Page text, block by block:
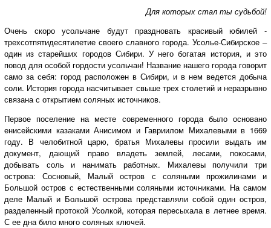
Для которых стал ты судьбой!
Очень скоро усольчане будут праздновать красивый юбилей -
трехсотпятидесятилетие своего славного города. Усолье-Сибирское –
один из старейших городов Сибири. У него богатая история, и это
повод для особой гордости усольчан! Название нашего города говорит
само за себя: город расположен в Сибири, и в нем ведется добыча
соли. История города насчитывает свыше трех столетий и неразрывно
связана с открытием соляных источников.
Первое поселение на месте современного города было основано
енисейскими казаками Анисимом и Гавриилом Михалевыми в 1669
году. В челобитной царю, братья Михалевы просили выдать им
документ, дающий право владеть землей, лесами, покосами,
добывать соль и нанимать работных. Михалевы получили три
острова: Сосновый, Малый остров с соляными прожилинами и
Большой остров с естественными соляными источниками. На самом
деле Малый и Большой острова представляли собой один остров,
разделенный протокой Усолкой, которая пересыхала в летнее время.
С ее дна било много соляных ключей.